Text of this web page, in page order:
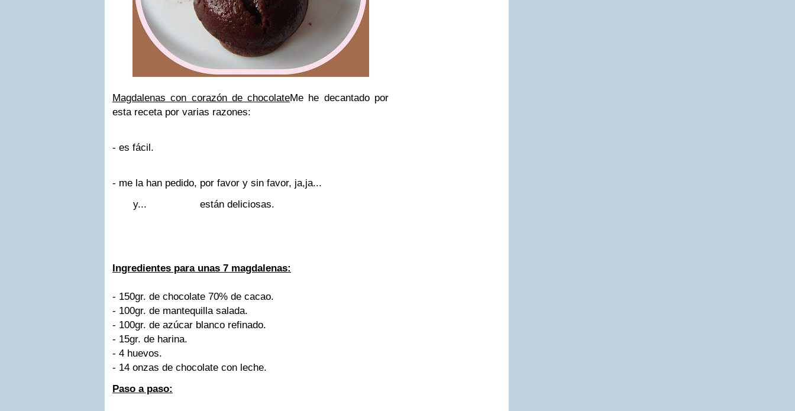
Magdalenas con corazón de chocolateMe he decantado por
esta receta por varias razones:
- es fácil.
- me la han pedido, por favor y sin favor, ja,ja...
y... están deliciosas.
Ingredientes para unas 7 magdalenas:
- 150gr. de chocolate 70% de cacao.
- 100gr. de mantequilla salada.
- 100gr. de azúcar blanco refinado.
- 15gr. de harina.
- 4 huevos.
- 14 onzas de chocolate con leche.
Paso a paso: